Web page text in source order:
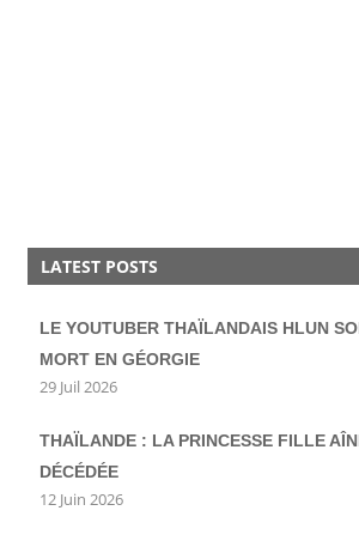
LATEST POSTS
LE YOUTUBER THAÏLANDAIS HLUN
MORT EN GÉORGIE
29 Juil 2026
THAÏLANDE : LA PRINCESSE FILLE
DÉCÉDÉE
12 Juin 2026